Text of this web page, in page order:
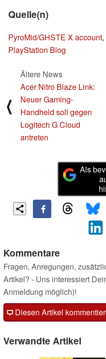
Quelle(n)
PyroMid/GHSTE X account,
PlayStation Blog
⟨
Ältere News
Acer Nitro Blaze Link:
Neuer Gaming-
Handheld soll gegen
Logitech G Cloud
antreten
Als
Kommentare
Fragen, Anregungen,
Artikel? - Uns interessiert
Anmeldung möglich)!
Diesen Artikel
Verwandte Artikel